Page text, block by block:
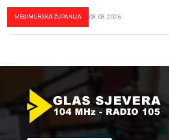
MEĐIMURSKA ŽUPANIJA 08.08.2026.